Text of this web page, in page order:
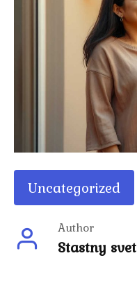
Uncategorized
Author
Stastny svet